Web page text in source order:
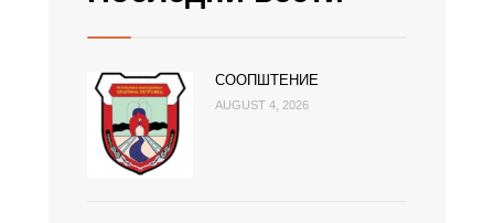
СООПШТЕНИЕ
AUGUST 4, 2026